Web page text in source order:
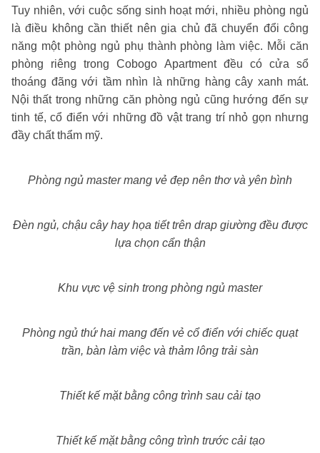
Tuy nhiên, với cuộc sống sinh hoạt mới, nhiều phòng ngủ
là điều không cần thiết nên gia chủ đã chuyển đổi công
năng một phòng ngủ phụ thành phòng làm việc. Mỗi căn
phòng riêng trong Cobogo Apartment đều có cửa sổ
thoáng đãng với tầm nhìn là những hàng cây xanh mát.
Nội thất trong những căn phòng ngủ cũng hướng đến sự
tinh tế, cổ điển với những đồ vật trang trí nhỏ gọn nhưng
đầy chất thẩm mỹ.
Phòng ngủ master mang vẻ đẹp nên thơ và yên bình
Đèn ngủ, chậu cây hay họa tiết trên drap giường đều được
lựa chọn cẩn thận
Khu vực vệ sinh trong phòng ngủ master
Phòng ngủ thứ hai mang đến vẻ cổ điển với chiếc quạt
trần, bàn làm việc và thảm lông trải sàn
Thiết kế mặt bằng công trình sau cải tạo
Thiết kế mặt bằng công trình trước cải tạo